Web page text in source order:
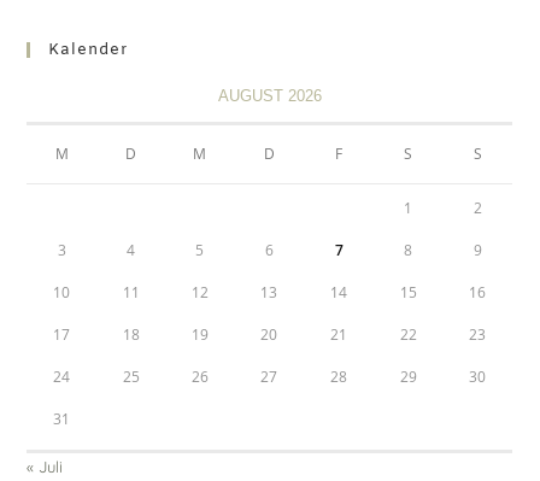
Kalender
AUGUST 2026
M D M D F S S
1 2
3 4 5 6 7 8 9
10 11 12 13 14 15 16
17 18 19 20 21 22 23
24 25 26 27 28 29 30
31
« Juli